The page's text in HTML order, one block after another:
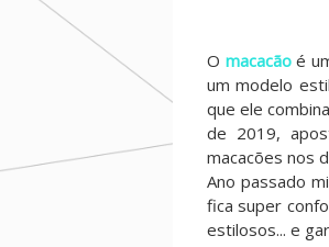
O macacãoé
um modelo
que ele
de 2019,
macacões nos
Ano passado
fica super
estilosos... e